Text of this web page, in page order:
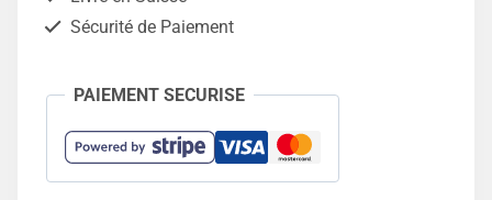
Sécurité de Paiement
PAIEMENT SECURISE